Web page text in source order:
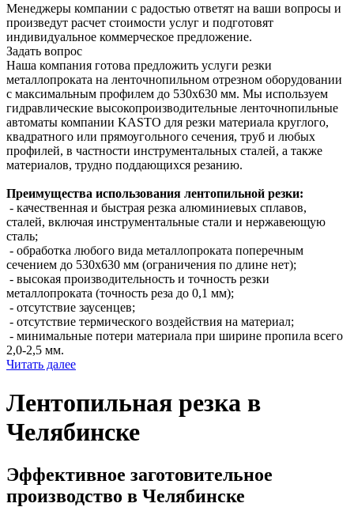
Менеджеры компании с радостью ответят на ваши вопросы и
произведут расчет стоимости услуг и подготовят
индивидуальное коммерческое предложение.
Задать вопрос
Наша компания готова предложить услуги резки
металлопроката на ленточнопильном отрезном оборудовании
с максимальным профилем до 530х630 мм. Мы используем
гидравлические высокопроизводительные ленточнопильные
автоматы компании KASTO для резки материала круглого,
квадратного или прямоугольного сечения, труб и любых
профилей, в частности инструментальных сталей, а также
материалов, трудно поддающихся резанию.
Преимущества использования лентопильной резки:
- качественная и быстрая резка алюминиевых сплавов,
сталей, включая инструментальные стали и нержавеющую
сталь;
- обработка любого вида металлопроката поперечным
сечением до 530х630 мм (ограничения по длине нет);
- высокая производительность и точность резки
металлопроката (точность реза до 0,1 мм);
- отсутствие заусенцев;
- отсутствие термического воздействия на материал;
- минимальные потери материала при ширине пропила всего
2,0-2,5 мм.
Читать далее
Лентопильная резка в
Челябинске
Эффективное заготовительное
производство в Челябинске